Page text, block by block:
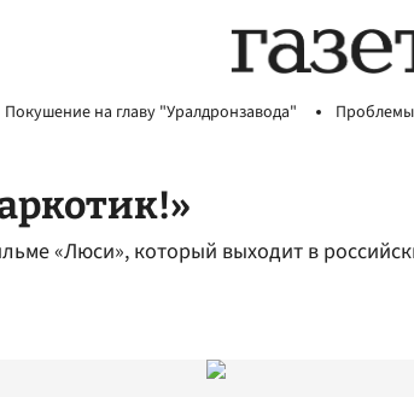
Покушение на главу "Уралдронзавода"
«Люси», который выходит в